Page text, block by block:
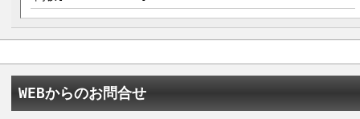
WEBからのお問合せ